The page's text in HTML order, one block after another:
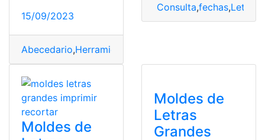
15/09/2023
Abecedario,Herramientas Ecuador
Consulta,fechas,Letras
Moldes de
Moldes de
Letras
Grandes